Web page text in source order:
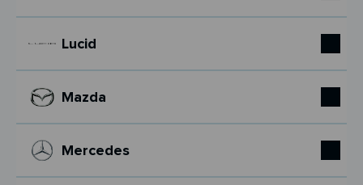
Lucid
Mazda
Mercedes